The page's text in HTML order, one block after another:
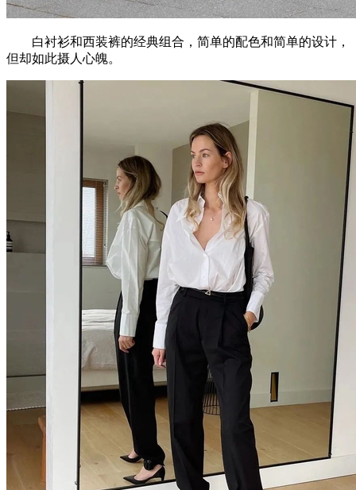
白衬衫和西装裤的经典组合，简单的配色和简单的设计，
但却如此摄人心魄。